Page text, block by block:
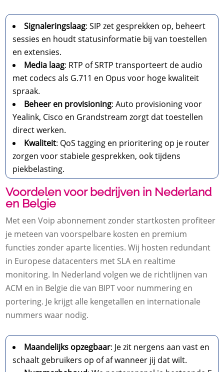
Signaleringslaag: SIP zet gesprekken op, beheert
sessies en houdt statusinformatie bij van toestellen
en extensies.​
Media laag: RTP of SRTP transporteert de audio
met codecs als G.​711 en Opus voor hoge kwaliteit
spraak.​
Beheer en provisioning: Auto provisioning voor
Yealink, Cisco en Grandstream zorgt dat toestellen
direct werken.​
Kwaliteit: QoS tagging en prioritering op je router
zorgen voor stabiele gesprekken, ook tijdens
piekbelasting.​
Voordelen voor bedrijven in Nederland
en Belgie
Met een Voip abonnement zonder startkosten profiteer
je meteen van voorspelbare kosten en premium
functies zonder aparte licenties.​ Wij hosten redundant
in Europese datacenters met SLA en realtime
monitoring.​ In Nederland volgen we de richtlijnen van
ACM en in Belgie die van BIPT voor nummering en
portering.​ Je krijgt alle kengetallen en internationale
nummers waar nodig.​
Maandelijks opzegbaar: Je zit nergens aan vast en
schaalt gebruikers op of af wanneer jij dat wilt.​